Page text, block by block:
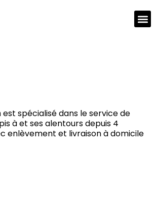
spécialisé dans le service de
à et ses alentours depuis 4
enlèvement et livraison à domicile